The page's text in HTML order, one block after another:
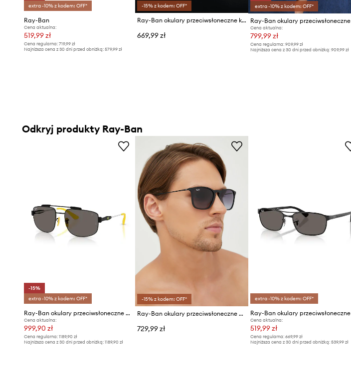
extra -10% z kodem: OFF*
Ray-Ban
Cena aktualna:
519,99 zł
Cena regularna: 719,99 zł
Najniższa cena z 30 dni przed obniżką: 579,99 zł
-15% z kodem: OFF*
Ray-Ban okulary przeciwsłoneczne kwadratowe męskie
669,99 zł
extra -10% z kodem: OFF*
Cena aktualna:
799,99 zł
Cena regularna: 909,99 zł
Najniższa cena z 30 dni przed obniżką: 909,99 zł
Odkryj produkty Ray-Ban
-15%
extra -10% z kodem: OFF*
Ray-Ban okulary przeciwsłoneczne SCUDERIA FERRARI COLLECTION
Cena aktualna:
999,90 zł
Cena regularna: 1189,90 zł
Najniższa cena z 30 dni przed obniżką: 1189,90 zł
-15% z kodem: OFF*
Ray-Ban okulary przeciwsłoneczne CHRIS
729,99 zł
extra -10% z kodem: OFF*
Ray-Ban okulary przeciwsłoneczne
Cena aktualna:
519,99 zł
Cena regularna: 669,99 zł
Najniższa cena z 30 dni przed obniżką: 539,99 zł